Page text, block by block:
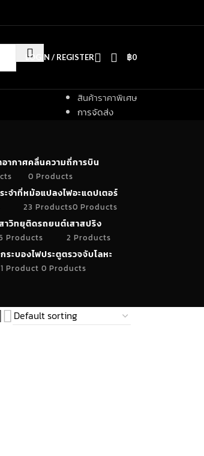
LOGIN / REGISTER ฿0
สินค้าราคาพิเศษ
การจัดส่ง
อากาศคลื่นความถี่การบิน
0 Products
จำที่หม้อแปลงไฟ
23 Products
อะแดปเตอร์
0 Products
าวิทยุติดรถยนต์
Products
เสาสปริง
2 Products
กระบองไฟ
1 Product
ประตูตรวจจับโลหะ
0 Products